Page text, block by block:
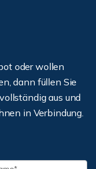
oder wollen
dann füllen Sie
aus und
in Verbindung.